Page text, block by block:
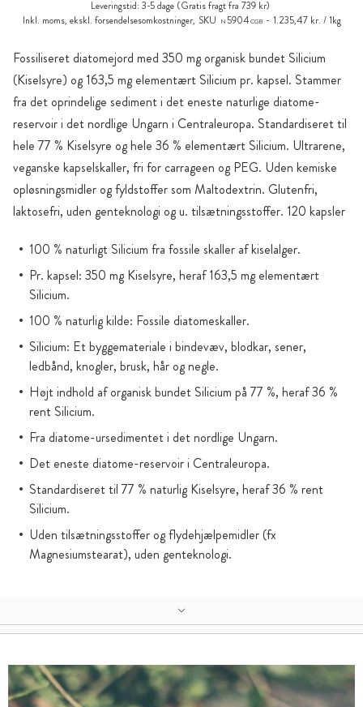
Fossiliseret diatomejord med 350 mg organisk bundet Silicium
(Kiselsyre) og 163,5 mg elementært Silicium pr. kapsel. Stammer
fra det oprindelige sediment i det eneste naturlige diatome-
reservoir i det nordlige Ungarn i Centraleuropa. Standardiseret til
hele 77 % Kiselsyre og hele 36 % elementært Silicium. Ultrarene,
veganske kapselskaller, fri for carrageen og PEG. Uden kemiske
opløsningsmidler og fyldstoffer som Maltodextrin. Glutenfri,
laktosefri, uden genteknologi og u. tilsætningsstoffer. 120 kapsler
100 % naturligt Silicium fra fossile skaller af kiselalger.
Pr. kapsel: 350 mg Kiselsyre, heraf 163,5 mg elementært
Silicium.
100 % naturlig kilde: Fossile diatomeskaller.
Silicium: Et byggemateriale i bindevæv, blodkar, sener,
ledbånd, knogler, brusk, hår og negle.
Højt indhold af organisk bundet Silicium på 77 %, heraf 36 %
rent Silicium.
Fra diatome-ursedimentet i det nordlige Ungarn.
Det eneste diatome-reservoir i Centraleuropa.
Standardiseret til 77 % naturlig Kiselsyre, heraf 36 % rent
Silicium.
Uden tilsætningsstoffer og flydehjælpemidler (fx
Magnesiumstearat), uden genteknologi.
Leveringstid: 3-5 dage (Gratis fragt fra 739 kr)
Inkl. moms, ekskl. forsendelsesomkostninger, SKU N 5904CGB 1.235,47 kr. / 1kg